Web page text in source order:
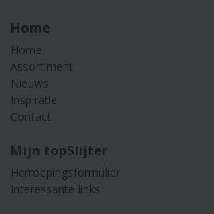
Home
Home
Assortiment
Nieuws
Inspiratie
Contact
Mijn topSlijter
Herroepingsformulier
Interessante links